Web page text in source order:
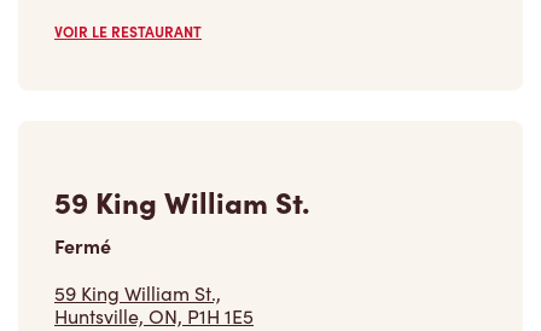
VOIR LE RESTAURANT
59 King William St.
Fermé
59 King William St.,
Huntsville, ON, P1H 1E5